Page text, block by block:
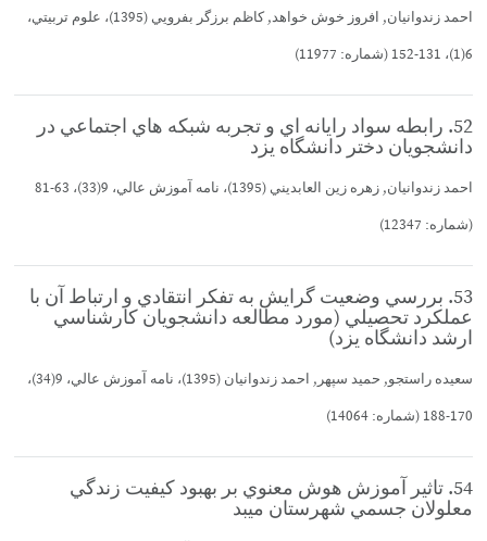
احمد زندوانيان, افروز خوش خواهد, كاظم برزگر بفرويي (1395)، علوم تربيتي،
6(1)، 131-152 (شماره: 11977)
52. رابطه سواد رايانه اي و تجربه شبكه هاي اجتماعي در
دانشجويان دختر دانشگاه يزد
احمد زندوانيان, زهره زين العابديني (1395)، نامه آموزش عالي، 9(33)، 63-81
(شماره: 12347)
53. بررسي وضعيت گرايش به تفكر انتقادي و ارتباط آن با
عملكرد تحصيلي (مورد مطالعه دانشجويان كارشناسي
ارشد دانشگاه يزد)
سعيده راستجو, حميد سپهر, احمد زندوانيان (1395)، نامه آموزش عالي، 9(34)،
170-188 (شماره: 14064)
54. تاثير آموزش هوش معنوي بر بهبود كيفيت زندگي
معلولان جسمي شهرستان ميبد